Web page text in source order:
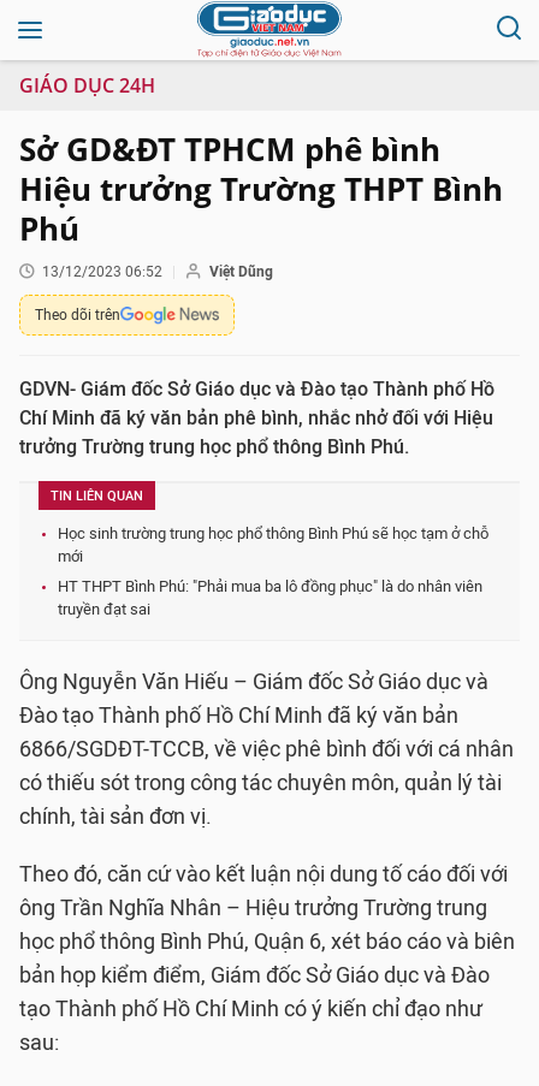
GIÁO DỤC 24H
Sở GD&ĐT TPHCM phê bình
Hiệu trưởng Trường THPT Bình
Phú
13/12/2023 06:52 Việt Dũng
Theo dõi trên
GDVN- Giám đốc Sở Giáo dục và Đào tạo Thành phố Hồ
Chí Minh đã ký văn bản phê bình, nhắc nhở đối với Hiệu
trưởng Trường trung học phổ thông Bình Phú.
TIN LIÊN QUAN
Học sinh trường trung học phổ thông Bình Phú sẽ học tạm ở chỗ
mới
HT THPT Bình Phú: "Phải mua ba lô đồng phục" là do nhân viên
truyền đạt sai
Ông Nguyễn Văn Hiếu – Giám đốc Sở Giáo dục và
Đào tạo Thành phố Hồ Chí Minh đã ký văn bản
6866/SGDĐT-TCCB, về việc phê bình đối với cá nhân
có thiếu sót trong công tác chuyên môn, quản lý tài
chính, tài sản đơn vị.
Theo đó, căn cứ vào kết luận nội dung tố cáo đối với
ông Trần Nghĩa Nhân – Hiệu trưởng Trường trung
học phổ thông Bình Phú, Quận 6, xét báo cáo và biên
bản họp kiểm điểm, Giám đốc Sở Giáo dục và Đào
tạo Thành phố Hồ Chí Minh có ý kiến chỉ đạo như
sau: